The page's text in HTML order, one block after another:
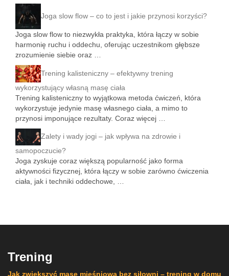
Joga slow flow – co to jest i jakie przynosi korzyści?
Joga slow flow to niezwykła praktyka, która łączy w sobie
harmonię ruchu i oddechu, oferując uczestnikom głębsze
zrozumienie siebie oraz …
Trening kalisteniczny – efektywny trening
wykorzystujący własną masę ciała
Trening kalisteniczny to wyjątkowa metoda ćwiczeń, która
wykorzystuje jedynie masę własnego ciała, a mimo to
przynosi imponujące rezultaty. Coraz więcej …
Zalety i wady jogi – jak wpływa na zdrowie i
samopoczucie?
Joga zyskuje coraz większą popularność jako forma
aktywności fizycznej, która łączy w sobie zarówno ćwiczenia
ciała, jak i techniki oddechowe, …
Trening
Jak zwiększyć masę mięśniową bez siłowni – trening w domu